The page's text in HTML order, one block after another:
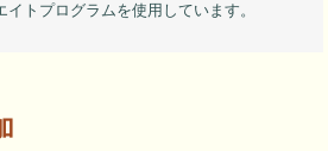
トプログラムを使用しています。